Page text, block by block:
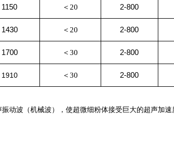
1150 ＜ 20 2-800
1430 ＜ 20 2-800
1700 ＜30 2-800
1910 ＜30 2-800
动波（机械波），使超微细粉体接受巨大的超声加